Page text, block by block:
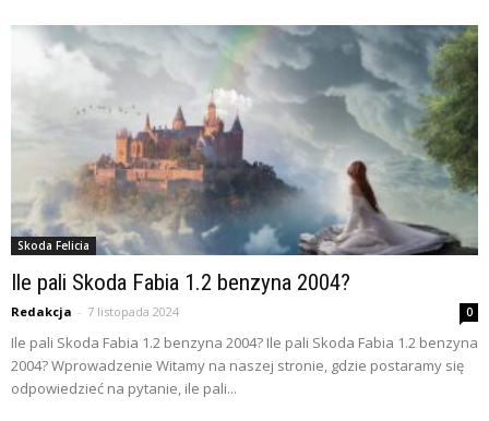
Skoda Felicia
Ile pali Skoda Fabia 1.2 benzyna 2004?
Redakcja - 7 listopada 2024 0
Ile pali Skoda Fabia 1.2 benzyna 2004? Ile pali Skoda Fabia 1.2 benzyna
2004? Wprowadzenie Witamy na naszej stronie, gdzie postaramy się
odpowiedzieć na pytanie, ile pali...